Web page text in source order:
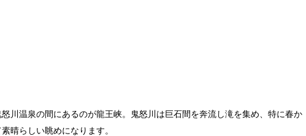
怒川温泉の間にあるのが龍王峡。鬼怒川は巨石間を奔流し滝を集め、特に春か
晴らしい眺めになります。